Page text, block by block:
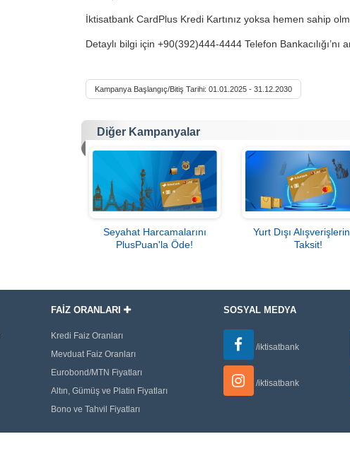
İktisatbank CardPlus Kredi Kartınız yoksa hemen sahip
Detaylı bilgi için +90(392)444-4444 Telefon Bankacılığı’nı
Kampanya Başlangıç/Bitiş Tarihi: 01.01.2025 - 31.12.2030
Diğer Kampanyalar
Seyahat Harcamalarını
PlusPuan'la Öde!
Yurt Dışı
Taksit!
FAİZ ORANLARI
Kredi Faiz Oranları
Mevduat Faiz Oranları
Eurobond/MTN Fiyatları
Altın, Gümüş ve Platin Fiyatları
Bono ve Tahvil Fiyatları
SOSYAL MEDYA
/iktisatbank
/iktisatbank